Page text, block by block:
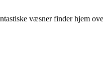
væsner finder hjem